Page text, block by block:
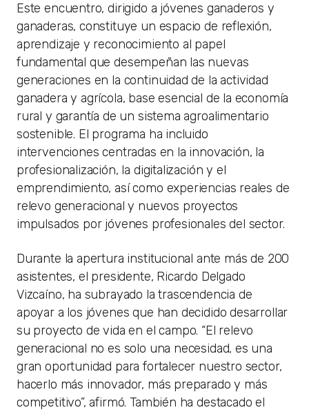
Este encuentro, dirigido a jóvenes ganaderos y
ganaderas, constituye un espacio de reflexión,
aprendizaje y reconocimiento al papel
fundamental que desempeñan las nuevas
generaciones en la continuidad de la actividad
ganadera y agrícola, base esencial de la economía
rural y garantía de un sistema agroalimentario
sostenible. El programa ha incluido
intervenciones centradas en la innovación, la
profesionalización, la digitalización y el
emprendimiento, así como experiencias reales de
relevo generacional y nuevos proyectos
impulsados por jóvenes profesionales del sector.
Durante la apertura institucional ante más de 200
asistentes, el presidente, Ricardo Delgado
Vizcaíno, ha subrayado la trascendencia de
apoyar a los jóvenes que han decidido desarrollar
su proyecto de vida en el campo. “El relevo
generacional no es solo una necesidad, es una
gran oportunidad para fortalecer nuestro sector,
hacerlo más innovador, más preparado y más
competitivo”, afirmó. También ha destacado el